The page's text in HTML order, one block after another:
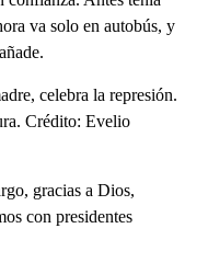
va solo en autobús, y
celebra la represión.
Crédito: Evelio
gracias a Dios,
con presidentes